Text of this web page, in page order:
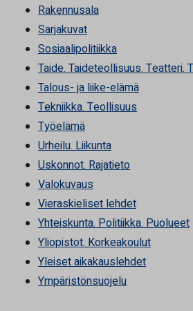
Rakennusala
Sarjakuvat
Sosiaalipolitiikka
Taide. Taideteollisuus. Teatteri.
Talous- ja liike-elämä
Tekniikka. Teollisuus
Työelämä
Urheilu. Liikunta
Uskonnot. Rajatieto
Valokuvaus
Vieraskieliset lehdet
Yhteiskunta. Politiikka. Puolueet
Yliopistot. Korkeakoulut
Yleiset aikakauslehdet
Ympäristönsuojelu